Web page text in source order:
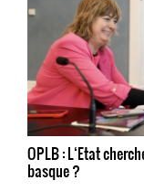
OPLB : L‘Etat
basque ?